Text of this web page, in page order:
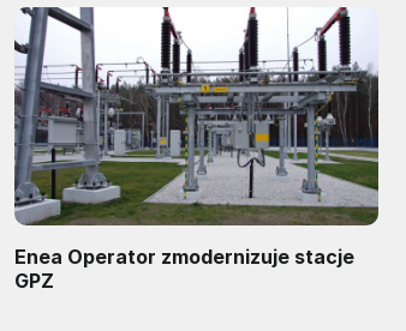
Enea Operator zmodernizuje stacje
GPZ